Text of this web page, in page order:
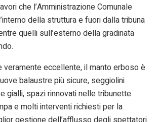
che l’Amministrazione Comunale
della struttura e fuori dalla tribuna
quelli sull’esterno della gradinata
veramente eccellente, il manto erboso è
balaustre più sicure, seggiolini
gialli, spazi rinnovati nelle tribunette
e molti interventi richiesti per la